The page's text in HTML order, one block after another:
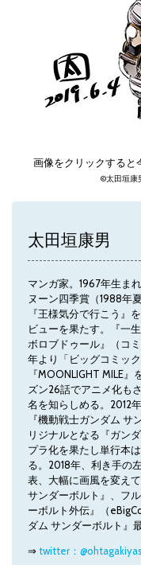
画像をクリックすると
©太田垣康
太田垣康男
マンガ家。1967年生ま
ヌーン四季賞（1988年
『王様気分で行こう』
ビューを果たす。『一
ボロブドゥール』（コ
年より「ビッグコミッ
『MOONLIGHT MILE
ズン26話でアニメ化も
名を知らしめる。2012
『機動戦士ガンダム
リジナルとなる『ガン
プラ化を果たし単行本
る。2018年、利き手の
表、大幅に画風を変え
サンダーボルト』、フ
ーボルト外伝』（
ダム サンダーボルト』
⇒twitter：